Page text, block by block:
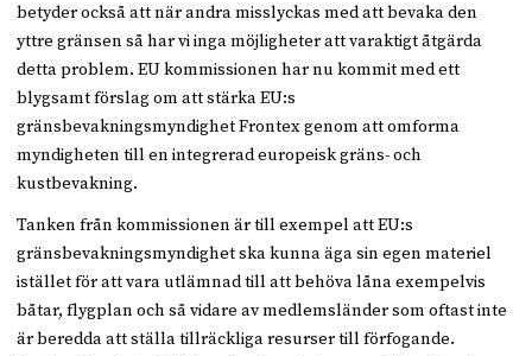
betyder också att när andra misslyckas med att bevaka den
yttre gränsen så har vi inga möjligheter att varaktigt åtgärda
detta problem. EU kommissionen har nu kommit med ett
blygsamt förslag om att stärka EU:s
gränsbevakningsmyndighet Frontex genom att omforma
myndigheten till en integrerad europeisk gräns- och
kustbevakning.
Tanken från kommissionen är till exempel att EU:s
gränsbevakningsmyndighet ska kunna äga sin egen materiel
istället för att vara utlämnad till att behöva låna exempelvis
båtar, flygplan och så vidare av medlemsländer som oftast inte
är beredda att ställa tillräckliga resurser till förfogande.